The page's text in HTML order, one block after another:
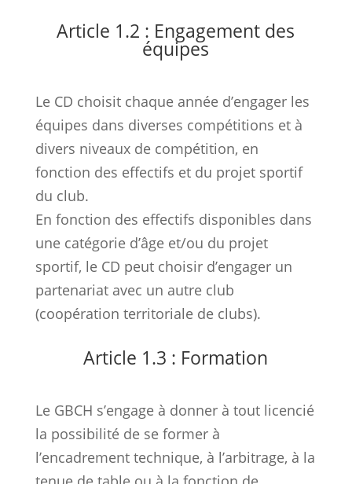
Article 1.2 : Engagement des
équipes
Le CD choisit chaque année d’engager les
équipes dans diverses compétitions et à
divers niveaux de compétition, en
fonction des effectifs et du projet sportif
du club.
En fonction des effectifs disponibles dans
une catégorie d’âge et/ou du projet
sportif, le CD peut choisir d’engager un
partenariat avec un autre club
(coopération territoriale de clubs).
Article 1.3 : Formation
Le GBCH s’engage à donner à tout licencié
la possibilité de se former à
l’encadrement technique, à l’arbitrage, à la